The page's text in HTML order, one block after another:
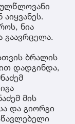
ნია
გაავრცელა.
ბრალის
დადგინდა,
მის
და გიორგი